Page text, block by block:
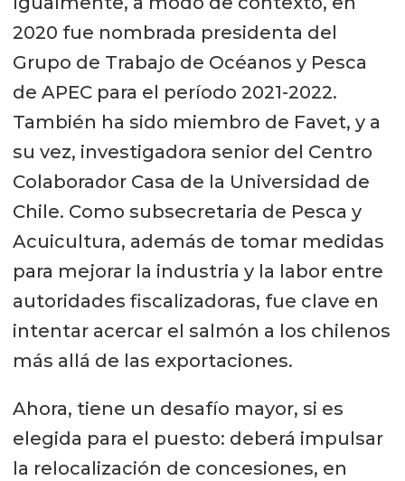
2020 fue nombrada presidenta del
Grupo de Trabajo de Océanos y Pesca
de APEC para el período 2021-2022.
También ha sido miembro de Favet, y a
su vez, investigadora senior del Centro
Colaborador Casa de la Universidad de
Chile. Como subsecretaria de Pesca y
Acuicultura, además de tomar medidas
para mejorar la industria y la labor entre
autoridades fiscalizadoras, fue clave en
intentar acercar el salmón a los chilenos
más allá de las exportaciones.
Ahora, tiene un desafío mayor, si es
elegida para el puesto: deberá impulsar
la relocalización de concesiones, en